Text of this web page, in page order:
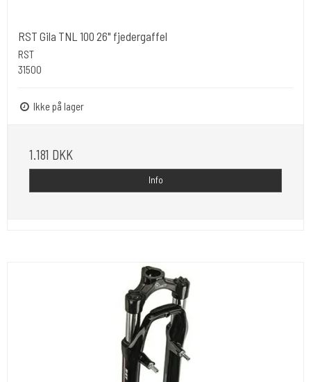
RST Gila TNL 100 26" fjedergaffel
RST
31500
Ikke på lager
1.181 DKK
Info